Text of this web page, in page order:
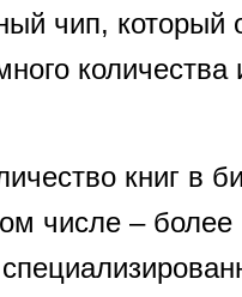
чип, который
книг в
числе – более